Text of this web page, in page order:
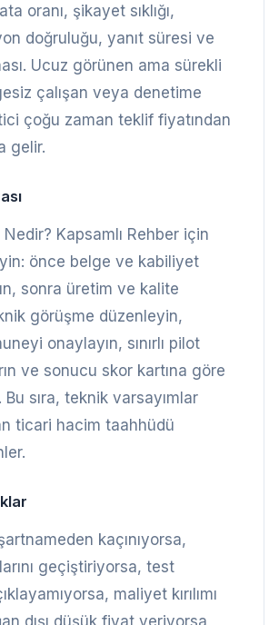
oranı, şikayet sıklığı,
doğruluğu, yanıt süresi ve
Ucuz görünen ama sürekli
çalışan veya denetime
çoğu zaman teklif fiyatından
gelir.
Kapsamlı Rehber için
önce belge ve kabiliyet
sonra üretim ve kalite
görüşme düzenleyin,
onaylayın, sınırlı pilot
ve sonucu skor kartına göre
sıra, teknik varsayımlar
ticari hacim taahhüdü
kaçınıyorsa,
geçiştiriyorsa, test
maliyet kırılımı
dışı düşük fiyat veriyorsa